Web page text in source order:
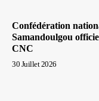
Confédération
Samandoulgou
CNC
30 Juillet 2026